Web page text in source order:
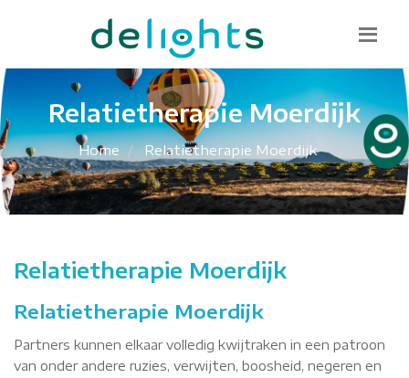
085 130 1482
info@delights.nu
Relatietherapie Moerdijk
Home Relatietherapie Moerdijk
Relatietherapie Moerdijk
Relatietherapie Moerdijk
Partners kunnen elkaar volledig kwijtraken in een patroon
van onder andere ruzies, verwijten, boosheid, negeren en